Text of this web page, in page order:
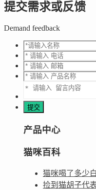
提交需求或反馈
Demand feedback
产品中心
猫咪百科
猫咪喝了多少
捡到猫胡子代